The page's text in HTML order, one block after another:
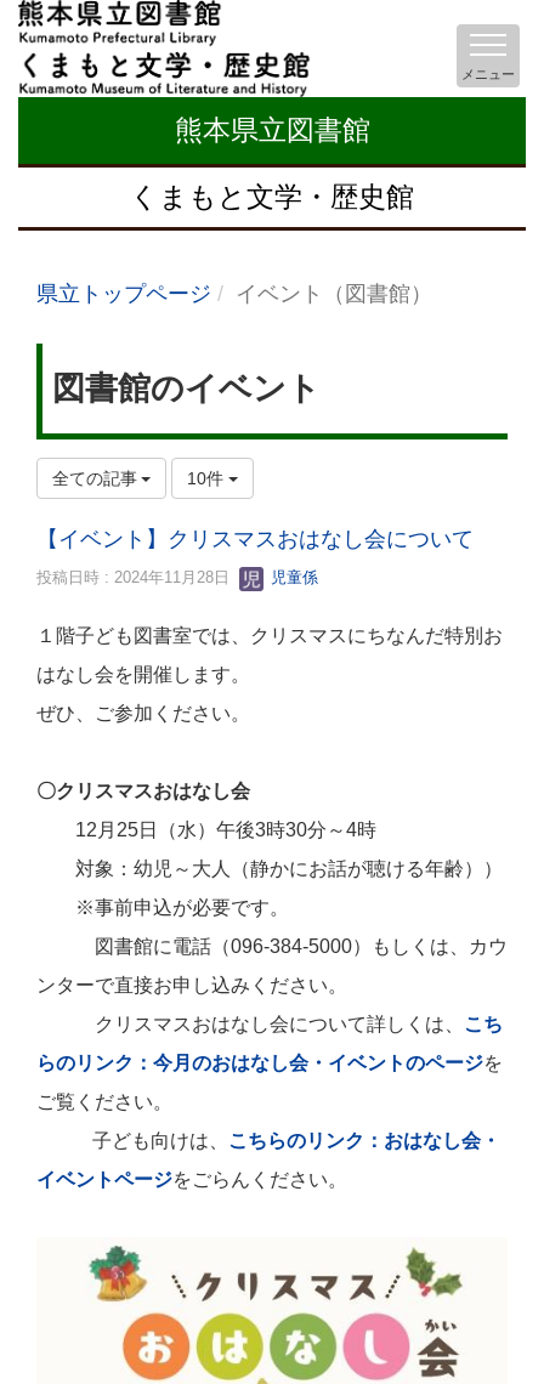
熊本県立図書館
くまもと文学・歴史館
メニュー
県立トップページ イベント（図書館）
図書館のイベント
全ての記事 10件
【イベント】クリスマスおはなし会について
投稿日時 : 2024年11月28日 児童係
１階子ども図書室では、クリスマスにちなんだ特別お
はなし会を開催します。
ぜひ、ご参加ください。
〇クリスマスおはなし会
12月25日（水）午後3時30分～4時
対象：幼児～大人（静かにお話が聴ける年齢））
※事前申込が必要です。
図書館に電話（096-384-5000）もしくは、カウ
ンターで直接お申し込みください。
クリスマスおはなし会について詳しくは、 こち
らのリンク：今月のおはなし会・イベントのページを
ご覧ください。
子ども向けは、 こちらのリンク：おはなし会・
イベントページをごらんください。